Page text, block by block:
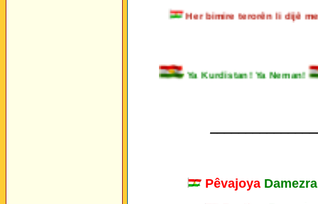
Her bimire terorên li
Ya Kurdistan! Ya
Pêvajoya